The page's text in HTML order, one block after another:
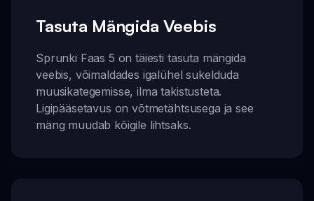
Tasuta Mängida Veebis
Sprunki Faas 5 on täiesti tasuta mängida
veebis, võimaldades igalühel sukelduda
muusikategemisse, ilma takistusteta.
Ligipääsetavus on võtmetähtsusega ja see
mäng muudab kõigile lihtsaks.